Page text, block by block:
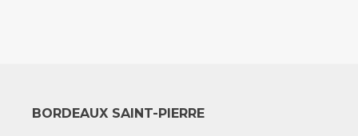
BORDEAUX SAINT-PIERRE